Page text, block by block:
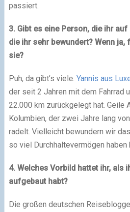
passiert.
3. Gibt es eine Person, die ihr
die ihr sehr bewundert? Wenn ja,
sie?
Puh, da gibt’s viele. Yannis aus
der seit 2 Jahren mit dem Fahrrad
22.000 km zurückgelegt hat. Geile
Kolumbien, der zwei Jahre lang
radelt. Vielleicht bewundern wir
so viel Durchhaltevermögen haben
4. Welches Vorbild hattet ihr, als
aufgebaut habt?
Die großen deutschen